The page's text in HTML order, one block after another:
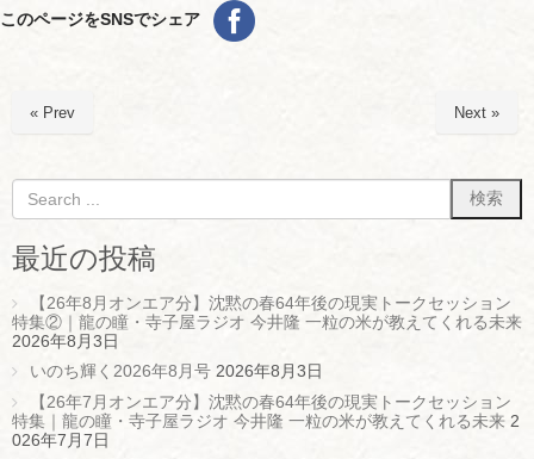
このページをSNSでシェア
« Prev Next »
最近の投稿
【26年8月オンエア分】沈黙の春64年後の現実トークセッション
特集②｜龍の瞳・寺子屋ラジオ 今井隆 一粒の米が教えてくれる未来
2026年8月3日
いのち輝く2026年8月号 2026年8月3日
【26年7月オンエア分】沈黙の春64年後の現実トークセッション
特集｜龍の瞳・寺子屋ラジオ 今井隆 一粒の米が教えてくれる未来 2
026年7月7日